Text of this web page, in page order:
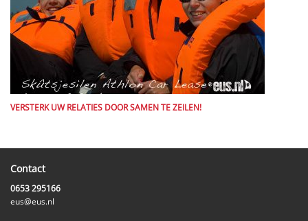
VERSTERK UW RELATIES DOOR SAMEN TE ZEILEN!
Contact
0653 295166
eus@eus.nl